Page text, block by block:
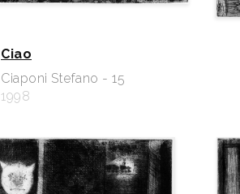
Ciao
Ciaponi Stefano - 15
1998